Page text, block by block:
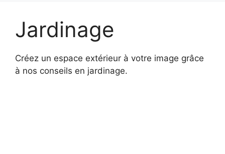
Jardinage
Créez un espace extérieur à votre image grâce
à nos conseils en jardinage.